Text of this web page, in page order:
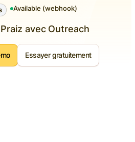
Available (webhook)
avec Outreach
Essayer gratuitement